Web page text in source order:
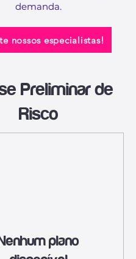
demanda.​
nossos especialistas!
Preliminar de
Risco
plano